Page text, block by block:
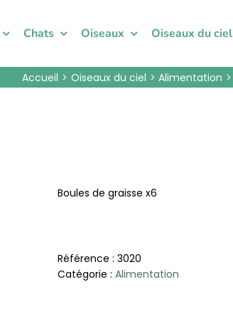
Chats Oiseaux Oiseaux du ciel
Accueil Oiseaux du ciel Alimentation
Boules de graisse x6
Référence : 3020
Catégorie : Alimentation